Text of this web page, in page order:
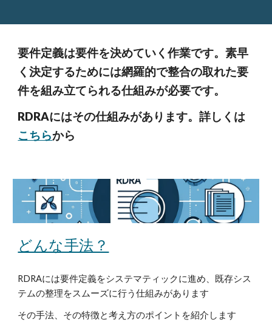
要件定義は要件を決めていく作業です。素早
く決定するためには網羅的で整合の取れた要
件を組み立てられる仕組みが必要です。
RDRAにはその仕組みがあります。詳しくは
こちらから
どんな手法？
RDRAには要件定義をシステマティックに進め、既存シス
テムの整理をスムーズに行う仕組みがあります
その手法、その特徴と考え方のポイントを紹介します